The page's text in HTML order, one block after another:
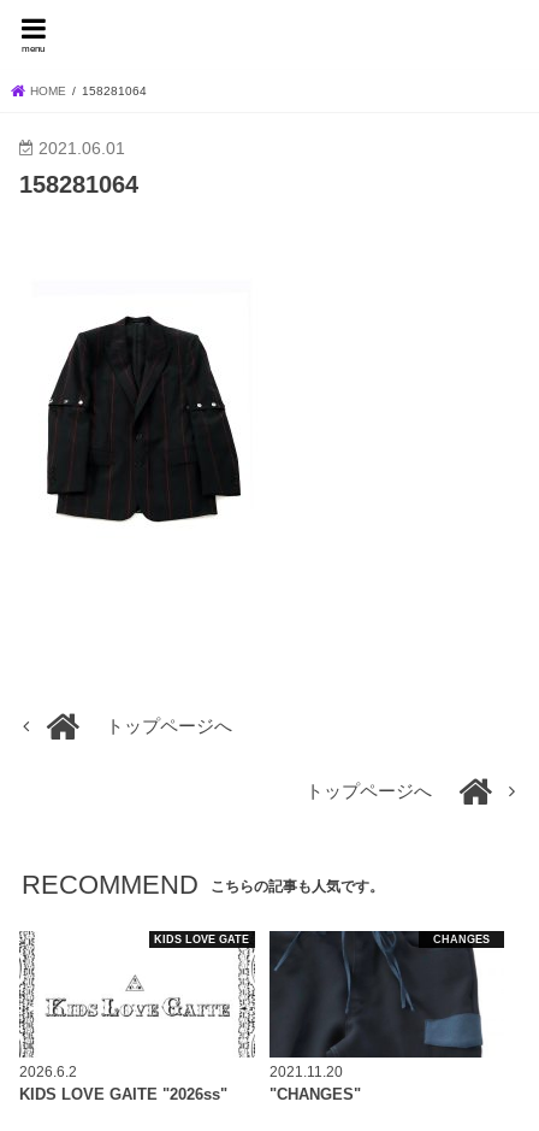
menu
HOME 158281064
2021.06.01
158281064
トップページへ
トップページへ
RECOMMEND こちらの記事も人気です。
KIDS LOVE GATE
2026.6.2
KIDS LOVE GAITE "2026ss"
CHANGES
2021.11.20
"CHANGES"